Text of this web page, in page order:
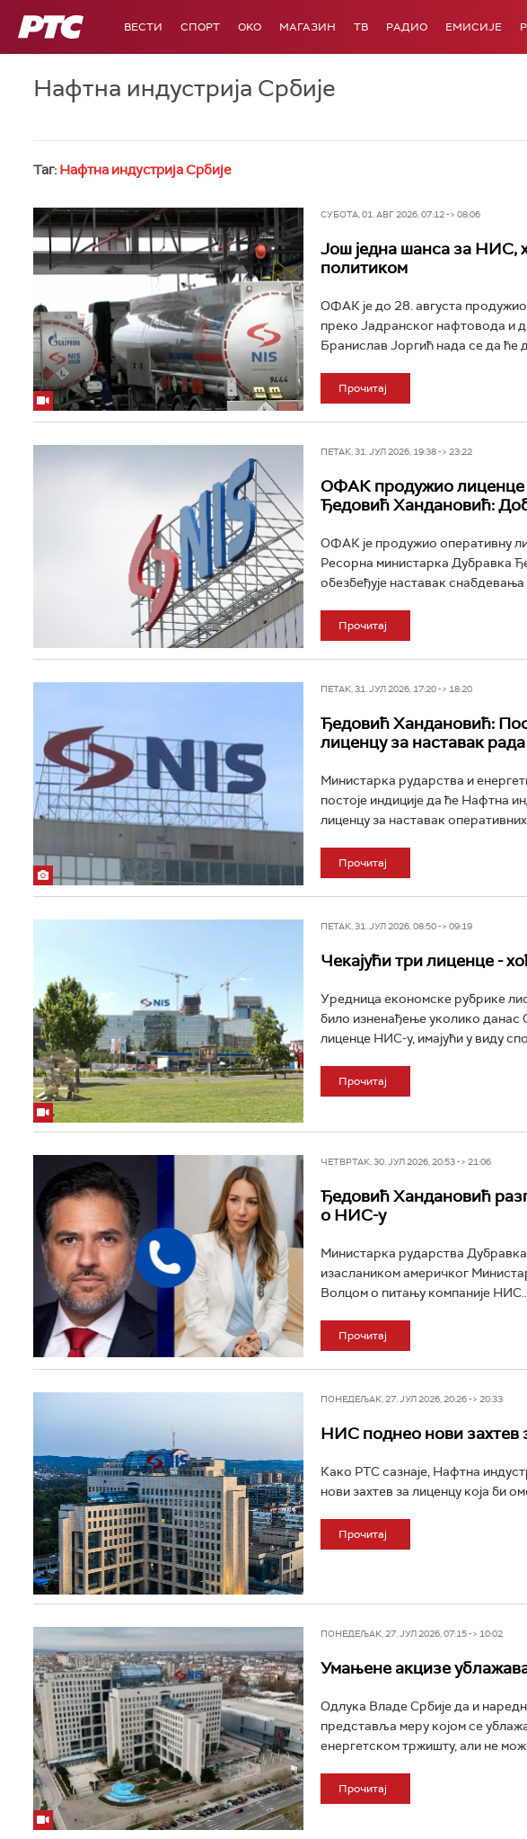
РТС ВЕСТИ СПОРТ OKO МАГАЗИН ТВ РАДИО ЕМИСИЈЕ
Нафтна индустрија Србије
Таг: Нафтна индустрија Србије
СУБОТА, 01. АВГ 2026, 07:12 -> 08:06
Још једна шанса за НИС,
политиком
ОФАК је до 28. августа
преко Јадранског нафтовода и
Бранислав Јоргић нада се да ће
Прочитај
ПЕТАК, 31. ЈУЛ 2026, 19:38 -> 23:22
ОФАК продужио
Ђедовић Хандановић:
ОФАК је продужио оперативну
Ресорна министарка Дубравка
обезбеђује наставак
Прочитај
ПЕТАК, 31. ЈУЛ 2026, 17:20 -> 18:20
Ђедовић Хандановић:
лиценцу за наставак рада
Министарка рударства и
постоје индиције да ће Нафтна
лиценцу за наставак
Прочитај
ПЕТАК, 31. ЈУЛ 2026, 08:50 -> 09:19
Чекајући три лиценце -
Уредница економске рубрике
било изненађење уколико данас
лиценце НИС-у, имајући у виду
Прочитај
ЧЕТВРТАК, 30. ЈУЛ 2026, 20:53 -> 21:06
Ђедовић Хандановић
о НИС-у
Министарка рударства
изаслаником америчког
Волцом о питању компаније НИС...
Прочитај
ПОНЕДЕЉАК, 27. ЈУЛ 2026, 20:26 -> 20:33
НИС поднео нови захтев
Како РТС сазнаје, Нафтна
нови захтев за лиценцу која би
Прочитај
ПОНЕДЕЉАК, 27. ЈУЛ 2026, 07:15 -> 10:02
Умањене акцизе
Одлука Владе Србије да и
представља меру којом се
енергетском тржишту, али не
Прочитај